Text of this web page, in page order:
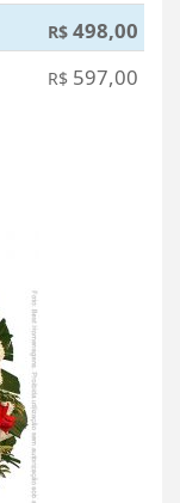
R$ 498,00
R$ 597,00